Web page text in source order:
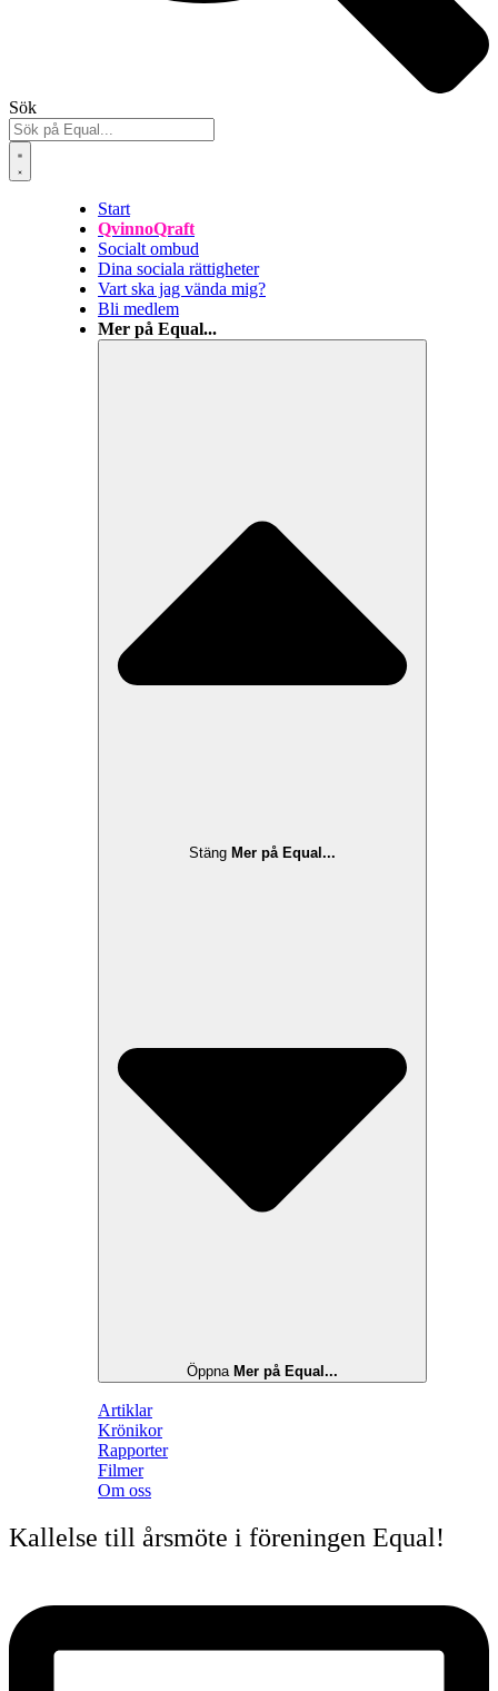
Sök
Start
QvinnoQraft
Socialt ombud
Dina sociala rättigheter
Vart ska jag vända mig?
Bli medlem
Mer på Equal...
Stäng Mer på Equal...
Öppna Mer på Equal...
Artiklar
Krönikor
Rapporter
Filmer
Om oss
Kallelse till årsmöte i föreningen Equal!